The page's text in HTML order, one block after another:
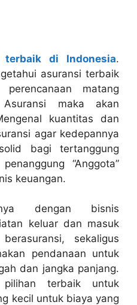
di Indonesia.
asuransi terbaik
matang
maka akan
kuantitas dan
agar kedepannya
bagi tertanggung
“Anggota”
keuangan.
dengan bisnis
keluar dan masuk
sekaligus
pendanaan untuk
dan jangka panjang.
pilihan terbaik untuk
kecil untuk biaya yang